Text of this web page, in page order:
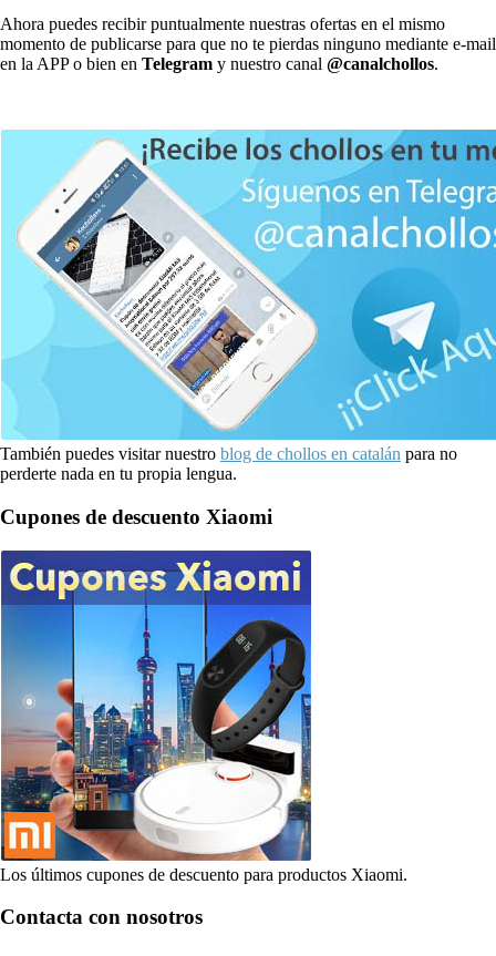
Ahora puedes recibir puntualmente nuestras ofertas en el mismo
momento de publicarse para que no te pierdas ninguno mediante e-mail
en la APP o bien en Telegram y nuestro canal @canalchollos.
También puedes visitar nuestro blog de chollos en catalán para no
perderte nada en tu propia lengua.
Cupones de descuento Xiaomi
Los últimos cupones de descuento para productos Xiaomi.
Contacta con nosotros